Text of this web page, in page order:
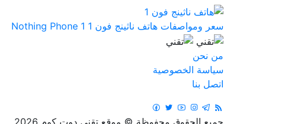
سعر ومواصفات هاتف ناثينج فون 1 Nothing Phone 1
من نحن
سياسة الخصوصية
اتصل بنا
جميع الحقوق محفوظة © موقع تقني دوت كوم 2026